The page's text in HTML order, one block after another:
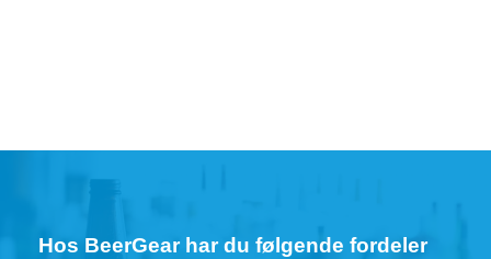
Hos BeerGear har du følgende fordeler